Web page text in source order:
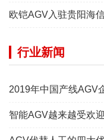
欧铠AGV入驻贵阳海
行业新闻
2019年中国产线AGV
智能AGV越来越受欢迎